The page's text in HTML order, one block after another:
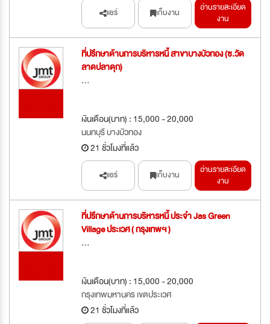
แชร์ เก็บงาน
อ่านรายละเอียด
งาน
ที่ปรึกษาด้านการบริหารหนี้ สาขาบางบัวทอง (ซ.วัด
ลาดปลาดุก)
...
เงินเดือน(บาท) : 15,000 - 20,000
นนทบุรี บางบัวทอง
21 ชั่วโมงที่แล้ว
แชร์ เก็บงาน
อ่านรายละเอียด
งาน
ที่ปรึกษาด้านการบริหารหนี้ ประจำ Jas Green
Village ประเวศ ( กรุงเทพฯ )
...
เงินเดือน(บาท) : 15,000 - 20,000
กรุงเทพมหานคร เขตประเวศ
21 ชั่วโมงที่แล้ว